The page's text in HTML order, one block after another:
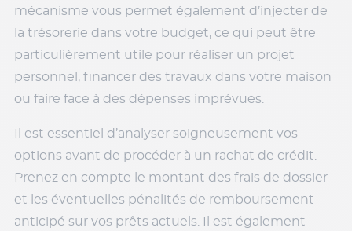
mécanisme vous permet également d’injecter de
la trésorerie dans votre budget, ce qui peut être
particulièrement utile pour réaliser un projet
personnel, financer des travaux dans votre maison
ou faire face à des dépenses imprévues.
Il est essentiel d’analyser soigneusement vos
options avant de procéder à un rachat de crédit.
Prenez en compte le montant des frais de dossier
et les éventuelles pénalités de remboursement
anticipé sur vos prêts actuels. Il est également